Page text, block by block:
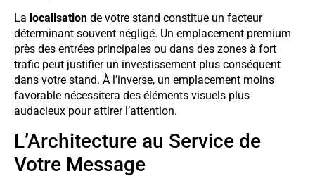
La localisation de votre stand constitue un facteur
déterminant souvent négligé. Un emplacement premium
près des entrées principales ou dans des zones à fort
trafic peut justifier un investissement plus conséquent
dans votre stand. À l’inverse, un emplacement moins
favorable nécessitera des éléments visuels plus
audacieux pour attirer l’attention.
L’Architecture au Service de
Votre Message